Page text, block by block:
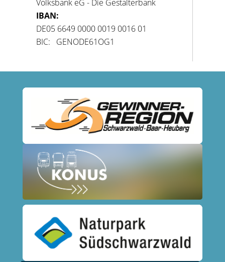
Volksbank eG - Die Gestalterbank
IBAN:
DE05 6649 0000 0019 0016 01
BIC: GENODE61OG1